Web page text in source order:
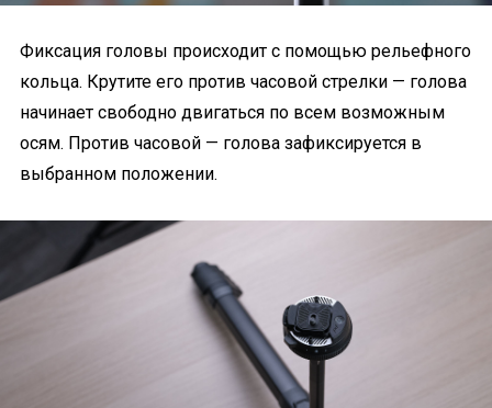
Фиксация головы происходит с помощью рельефного
кольца. Крутите его против часовой стрелки — голова
начинает свободно двигаться по всем возможным
осям. Против часовой — голова зафиксируется в
выбранном положении.